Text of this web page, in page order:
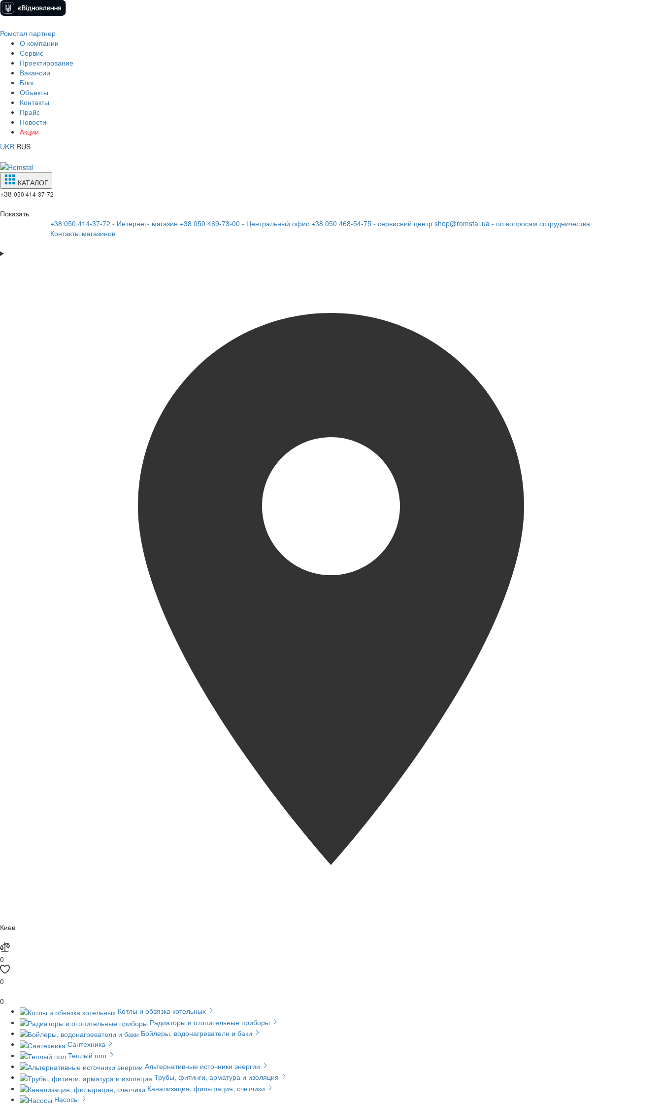
Ромстал партнер
О компании
Сервис
Проектирование
Вакансии
Блог
Объекты
Контакты
Прайс
Новости
Акции
UKR RUS
КАТАЛОГ
+38 050 414-37-72
Показать
+38 050 414-37-72 - Интернет- магазин +38 050 469-73-00 - Центральный офис +38 050 468-54-75 - сервисний центр shop@romstal.ua - по вопросам сотрудничества
Контакты магазинов
Киев
0
0
0
Котлы и обвязка котельных
Радиаторы и отопительные приборы
Бойлеры, водонагреватели и баки
Сантехника
Теплый пол
Альтернативные источники энергии
Трубы, фитинги, арматура и изоляция
Канализация, фильтрация, счетчики
Насосы